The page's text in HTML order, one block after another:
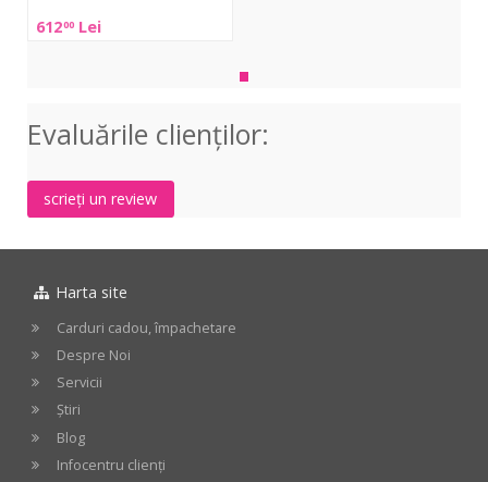
61200 Lei
Floyd
Original
Tremolo
Plate
-
Evaluările clienţilor:
scrieți un review
Harta site
Carduri cadou, împachetare
Despre Noi
Servicii
Știri
Blog
Infocentru clienți